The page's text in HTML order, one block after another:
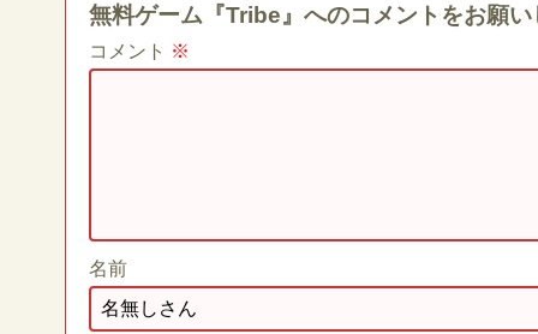
無料ゲーム『Tribe』へのコメントをお願い
コメント ※
名前